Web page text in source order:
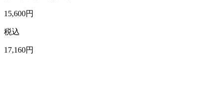
15,600円
税込
17,160円